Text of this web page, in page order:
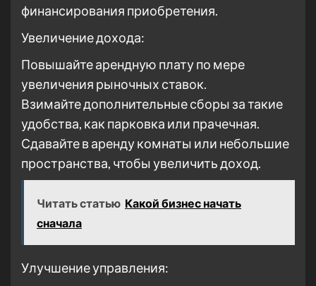
финансирования приобретения.
Увеличение дохода:
Повышайте арендную плату по мере
увеличения рыночных ставок.
Взимайте дополнительные сборы за такие
удобства, как парковка или прачечная.
Сдавайте в аренду комнаты или небольшие
пространства, чтобы увеличить доход.
Читать статью Какой бизнес начать
сначала
Улучшение управления: